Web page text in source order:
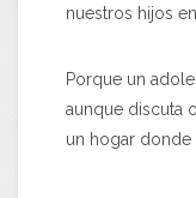
nuestros hijos
Porque un
aunque discuta
un hogar donde